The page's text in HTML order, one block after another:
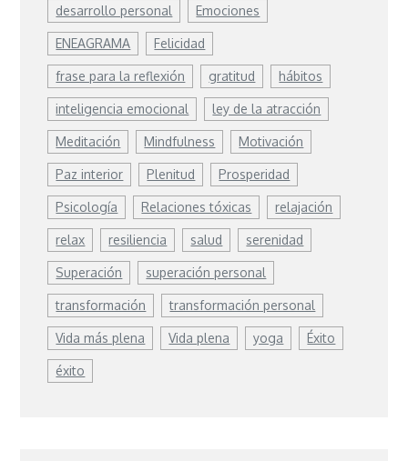
desarrollo personal Emociones
ENEAGRAMA Felicidad
frase para la reflexión gratitud hábitos
inteligencia emocional ley de la atracción
Meditación Mindfulness Motivación
Paz interior Plenitud Prosperidad
Psicología Relaciones tóxicas relajación
relax resiliencia salud serenidad
Superación superación personal
transformación transformación personal
Vida más plena Vida plena yoga Éxito
éxito